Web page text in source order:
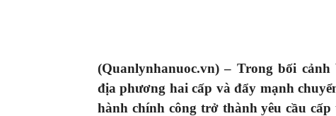
(Quanlynhanuoc.vn) – Trong bối cảnh
địa phương hai cấp và đẩy mạnh
hành chính công trở thành yêu cầu